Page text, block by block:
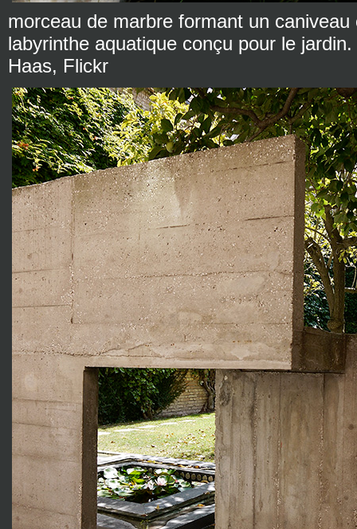
morceau de marbre formant un caniveau
labyrinthe aquatique conçu pour le
Haas, Flickr